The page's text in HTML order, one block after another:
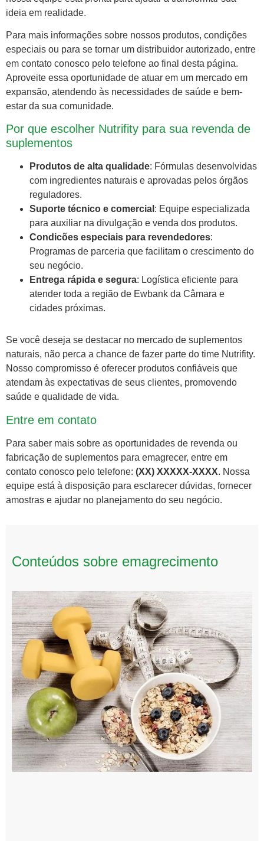
ideia em realidade.
Para mais informações sobre nossos produtos, condições
especiais ou para se tornar um distribuidor autorizado, entre
em contato conosco pelo telefone ao final desta página.
Aproveite essa oportunidade de atuar em um mercado em
expansão, atendendo às necessidades de saúde e bem-
estar da sua comunidade.
Por que escolher Nutrifity para sua revenda de
suplementos
Produtos de alta qualidade: Fórmulas desenvolvidas
com ingredientes naturais e aprovadas pelos órgãos
reguladores.
Suporte técnico e comercial : Equipe especializada
para auxiliar na divulgação e venda dos produtos.
Condicões especiais para revendedores:
Programas de parceria que facilitam o crescimento do
seu negócio.
Entrega rápida e segura: Logística eficiente para
atender toda a região de Ewbank da Câmara e
cidades próximas.
Se você deseja se destacar no mercado de suplementos
naturais, não perca a chance de fazer parte do time Nutrifity.
Nosso compromisso é oferecer produtos confiáveis que
atendam às expectativas de seus clientes, promovendo
saúde e qualidade de vida.
Entre em contato
Para saber mais sobre as oportunidades de revenda ou
fabricação de suplementos para emagrecer, entre em
contato conosco pelo telefone: (XX) XXXXX-XXXX. Nossa
equipe está à disposição para esclarecer dúvidas, fornecer
amostras e ajudar no planejamento do seu negócio.
Conteúdos sobre emagrecimento